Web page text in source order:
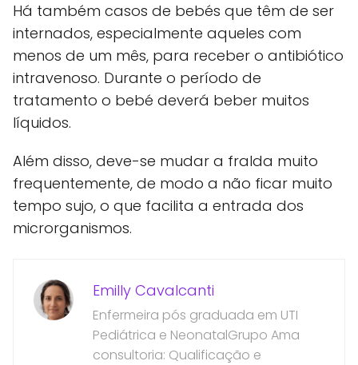
Há também casos de bebés que têm de ser
internados, especialmente aqueles com
menos de um mês, para receber o antibiótico
intravenoso. Durante o período de
tratamento o bebé deverá beber muitos
líquidos.
Além disso, deve-se mudar a fralda muito
frequentemente, de modo a não ficar muito
tempo sujo, o que facilita a entrada dos
microrganismos.
Emilly Cavalcanti
Enfermeira pós graduada em UTI
Pediátrica e NeonatalGrupo Ama
consultoria: Qualificação e